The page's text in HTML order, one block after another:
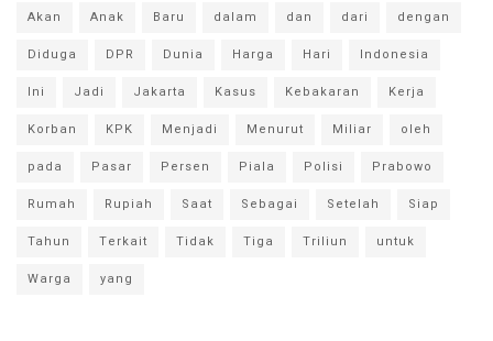
Akan Anak Baru dalam dan dari
dengan
Diduga
DPR Dunia Harga Hari
Indonesia
Ini
Jadi Jakarta Kasus Kebakaran
Kerja
Korban
KPK Menjadi Menurut Miliar
oleh
pada
Pasar Persen Piala Polisi
Prabowo
Rumah
Rupiah Saat Sebagai Setelah
Siap
Tahun
Terkait Tidak Tiga Triliun
untuk
Warga
yang